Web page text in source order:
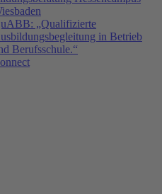
„Qualifizierte
in Betrieb
Berufsschule.“